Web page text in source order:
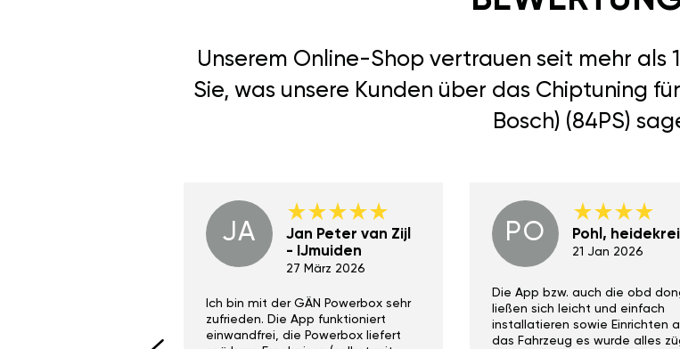
Unserem Online-Shop vertrauen seit mehr als
Sie, was unsere Kunden über das Chiptuning
Bosch) (84PS)
JA
Jan Peter van Zijl
- IJmuiden
27 März 2026
Ich bin mit der GÄN Powerbox sehr
zufrieden. Die App funktioniert
einwandfrei, die Powerbox liefert
PO Pohl,
21 Jan 2026
Die App bzw. auch die obd
ließen sich leicht und einfach
installatieren sowie Einrichten
das Fahrzeug es wurde alles